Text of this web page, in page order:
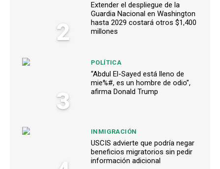
2
Extender el despliegue de la
Guardia Nacional en Washington
hasta 2029 costará otros $1,400
millones
3
POLÍTICA
“Abdul El-Sayed está lleno de
mie%#, es un hombre de odio”,
afirma Donald Trump
INMIGRACIÓN
USCIS advierte que podría negar
beneficios migratorios sin pedir
información adicional